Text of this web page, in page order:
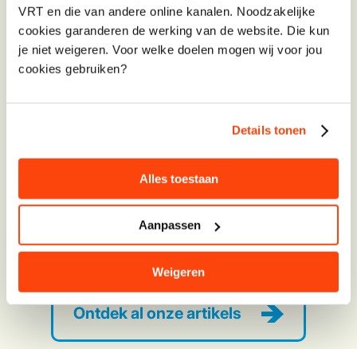
VRT en die van andere online kanalen. Noodzakelijke
cookies garanderen de werking van de website. Die kun
je niet weigeren. Voor welke doelen mogen wij voor jou
cookies gebruiken?
Details tonen
Alles toestaan
Aanpassen
Weigeren
Play Mute Settings
Enter
Meer over brandveiligheid?
Ontdek al onze artikels